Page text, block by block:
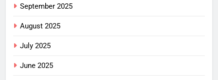
September 2025
August 2025
July 2025
June 2025